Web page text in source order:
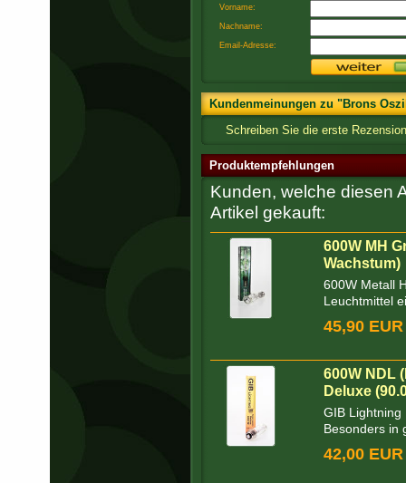
Vorname:
Nachname:
Email-Adresse:
Kundenmeinungen zu "Brons
Schreiben Sie die erste
Produktempfehlungen
Kunden, welche diesen
Artikel gekauft:
600W MH
Wachstum)
600W Metall
Leuchtmittel
45,90 EUR
600W NDL
Deluxe
GIB Lightning
Besonders in
42,00 EUR